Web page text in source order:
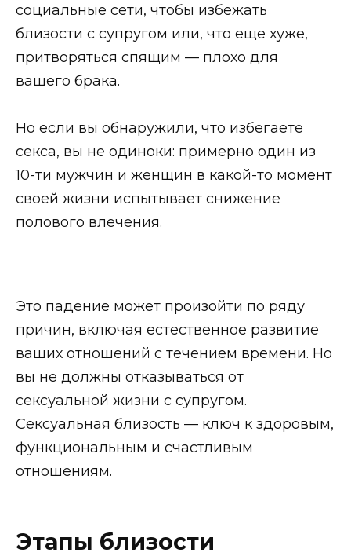
социальные сети, чтобы избежать
близости с супругом или, что еще хуже,
притворяться спящим — плохо для
вашего брака.
Но если вы обнаружили, что избегаете
секса, вы не одиноки: примерно один из
10-ти мужчин и женщин в какой-то момент
своей жизни испытывает снижение
полового влечения.
Это падение может произойти по ряду
причин, включая естественное развитие
ваших отношений с течением времени. Но
вы не должны отказываться от
сексуальной жизни с супругом.
Сексуальная близость — ключ к здоровым,
функциональным и счастливым
отношениям.
Этапы близости